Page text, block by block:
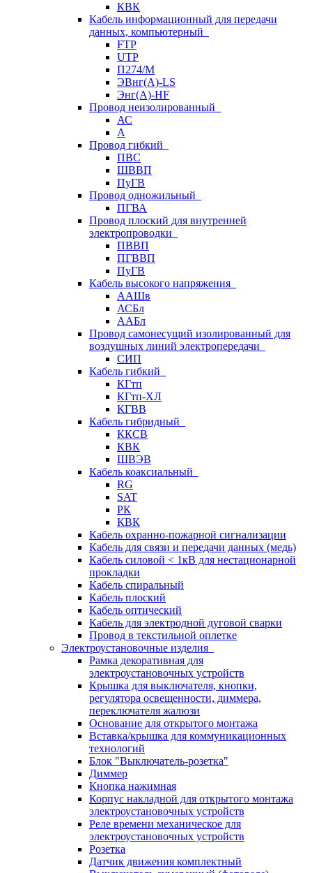
КВК
Кабель информационный для передачи
данных, компьютерный
FTP
UTP
П274/М
ЭВнг(А)-LS
Энг(А)-HF
Провод неизолированный
АС
А
Провод гибкий
ПВС
ШВВП
ПуГВ
Провод одножильный
ПГВА
Провод плоский для внутренней
электропроводки
ПВВП
ПГВВП
ПуГВ
Кабель высокого напряжения
ААШв
АСБл
ААБл
Провод самонесущий изолированный для
воздушных линий электропередачи
СИП
Кабель гибкий
КГтп
КГтп-ХЛ
КГВВ
Кабель гибридный
ККСВ
КВК
ШВЭВ
Кабель коаксиальный
RG
SAT
РК
КВК
Кабель охранно-пожарной сигнализации
Кабель для связи и передачи данных (медь)
Кабель силовой < 1кВ для нестационарной
прокладки
Кабель спиральный
Кабель плоский
Кабель оптический
Кабель для электродной дуговой сварки
Провод в текстильной оплетке
Электроустановочные изделия
Рамка декоративная для
электроустановочных устройств
Крышка для выключателя, кнопки,
регулятора освещенности, диммера,
переключателя жалюзи
Основание для открытого монтажа
Вставка/крышка для коммуникационных
технологий
Блок "Выключатель-розетка"
Диммер
Кнопка нажимная
Корпус накладной для открытого монтажа
электроустановочных устройств
Реле времени механическое для
электроустановочных устройств
Розетка
Датчик движения комплектный